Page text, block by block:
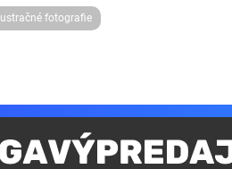
Ilustračné fotografie